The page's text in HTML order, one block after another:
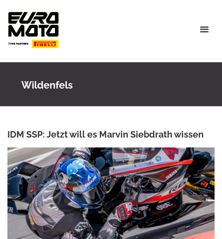
content
Wildenfels
IDM SSP: Jetzt will es Marvin Siebdrath wissen
ANKE WIECZOREK